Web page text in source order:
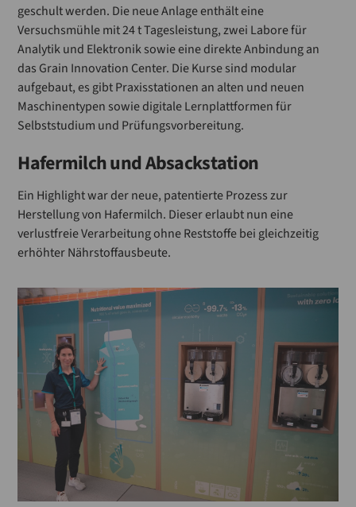
geschult werden. Die neue Anlage enthält eine
Versuchsmühle mit 24 t Tagesleistung, zwei Labore für
Analytik und Elektronik sowie eine direkte Anbindung an
das Grain Innovation Center. Die Kurse sind modular
aufgebaut, es gibt Praxisstationen an alten und neuen
Maschinentypen sowie digitale Lernplattformen für
Selbststudium und Prüfungsvorbereitung.
Hafermilch und Absackstation
Ein Highlight war der neue, patentierte Prozess zur
Herstellung von Hafermilch. Dieser erlaubt nun eine
verlustfreie Verarbeitung ohne Reststoffe bei gleichzeitig
erhöhter Nährstoffausbeute.